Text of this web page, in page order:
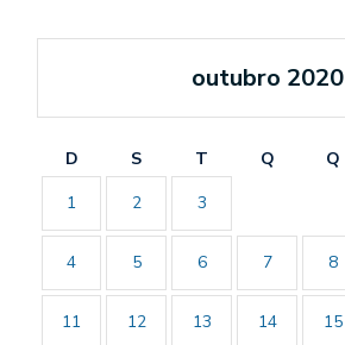
outubro 2020
D S T Q Q
1
2 3
4 5 6 7 8
11 12 13 14 15